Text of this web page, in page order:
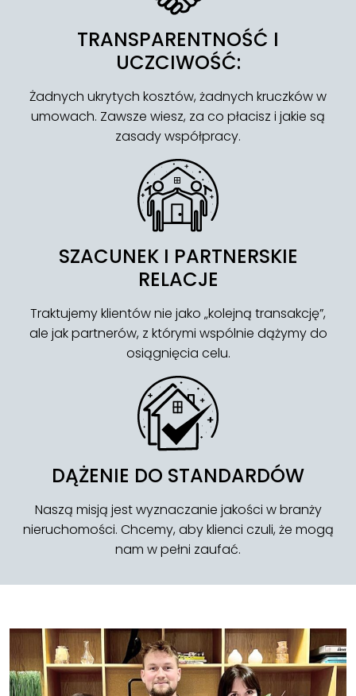
TRANSPARENTNOŚĆ I
UCZCIWOŚĆ:
Żadnych ukrytych kosztów, żadnych kruczków w
umowach. Zawsze wiesz, za co płacisz i jakie są
zasady współpracy.
SZACUNEK I PARTNERSKIE
RELACJE
Traktujemy klientów nie jako „kolejną transakcję”,
ale jak partnerów, z którymi wspólnie dążymy do
osiągnięcia celu.
DĄŻENIE DO STANDARDÓW
Naszą misją jest wyznaczanie jakości w branży
nieruchomości. Chcemy, aby klienci czuli, że mogą
nam w pełni zaufać.